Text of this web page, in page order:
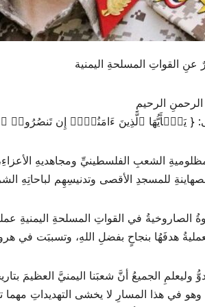
عنِ القواتِ المسلحةِ اليمنية
الرحيمِ
{ یَـٰۤأَیُّهَا ٱلَّذِینَ ءَامَنُوۤا۟ إِن تَنصُرُوا۟
الشعبِ الفلسطينيِّ ومجاهديهِ
للمسجدِ الأقصى وتدنيسِهِم لباحاتِهِ
هدفَهُا بنجاحٍ بفضلِ اللهِ، وتسببَت في
وليعلمِ الجميعُ أنَّ شعبَنا اليمنيَّ العظيمَ
وهو في هذا المسارِ لا يخشى التهديداتِ